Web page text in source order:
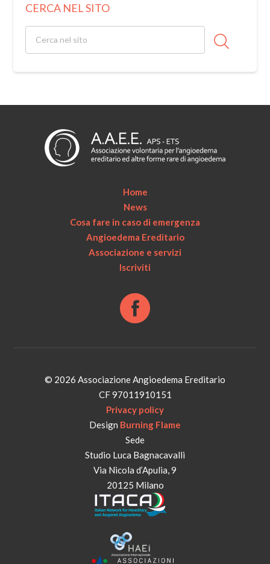
CERCA NEL SITO
Home
News
Cosa fare in caso di emergenza
Angioedema Ereditario
Associazione e servizi
Iscriviti
© 2026 Associazione Angioedema Ereditario
CF 97011910151
Privacy policy
Design Burning Flame
Sede
Studio Luca Bagnacavalli
Via Nicola d’Apulia, 9
20125 Milano